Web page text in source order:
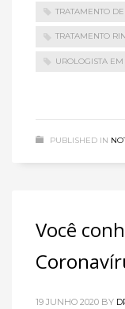
TRATAMENTO
TRATAMENTO
UROLOGISTA
PUBLISHED IN
Você
19 JUNHO 2020 BY